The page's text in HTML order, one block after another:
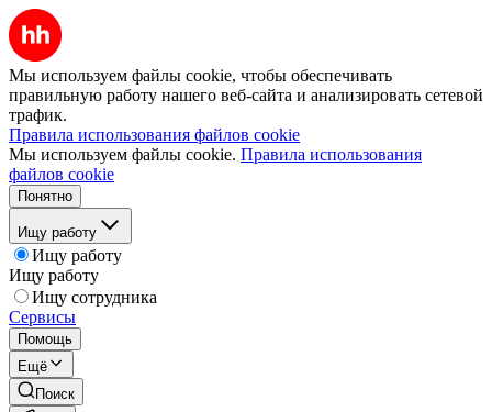
Мы используем файлы cookie, чтобы обеспечивать
правильную работу нашего веб-сайта и анализировать сетевой
трафик.
Правила использования файлов cookie
Мы используем файлы cookie. Правила использования
файлов cookie
Понятно
Ищу работу
Ищу работу
Ищу работу
Ищу сотрудника
Сервисы
Помощь
Ещё
Поиск